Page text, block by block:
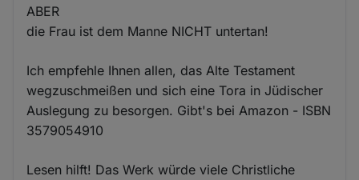
ABER
die Frau ist dem Manne NICHT untertan!
Ich empfehle Ihnen allen, das Alte Testament
wegzuschmeißen und sich eine Tora in Jüdischer
Auslegung zu besorgen. Gibt's bei Amazon - ISBN
3579054910
Lesen hilft! Das Werk würde viele Christliche